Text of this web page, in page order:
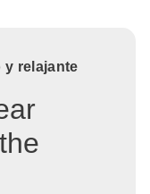
y relajante